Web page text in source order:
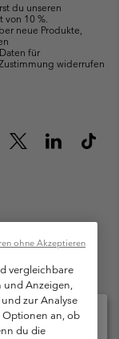
du unseren
von 10 %.
neue Produkte,
für
widerrufen
1, 5101
Garantie
vergleichbare
und Anzeigen,
zur Analyse
an, ob
du die
ohne Akzeptieren